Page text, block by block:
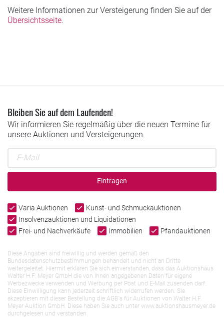
Weitere Informationen zur Versteigerung finden Sie auf der
Übersichtsseite.
Bleiben Sie auf dem Laufenden!
Wir informieren Sie regelmäßig über die neuen Termine für
unsere Auktionen und Versteigerungen.
Eintragen
Varia Auktionen
Kunst- und Schmuckauktionen
Insolvenzauktionen und Liquidationen
Frei- und Nachverkäufe
Immobilien Pfandauktionen
Diese Angaben sind freiwillig und werden gemäß den
Bundesdatenschutzbestimmungen behandelt und nicht an Dritte
weitergeleitet. Hiermit erklären Sie sich einverstanden, dass das Auktionshaus
Walter H.F. Meyer GmbH die von Ihnen angegebenen Daten für eigene
Werbezwecke verwenden und Werbung per Post und E-Mail zusenden darf.
Diese Einwilligung kann jederzeit schriftlich widerrufen werden. Sie
akzeptieren mit dieser Bestellung die AGB`s für Auktionen von Walter H.F.
Meyer Auktion GmbH. Diese haben Sie auch unter www.auktionshausmeyer.de
durchgelesen und verstanden.